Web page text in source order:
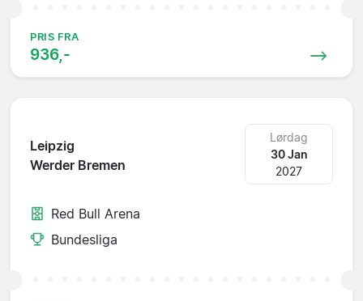
PRIS FRA
936,-
Leipzig
Werder Bremen
Lørdag
30 Jan
2027
Red Bull Arena
Bundesliga